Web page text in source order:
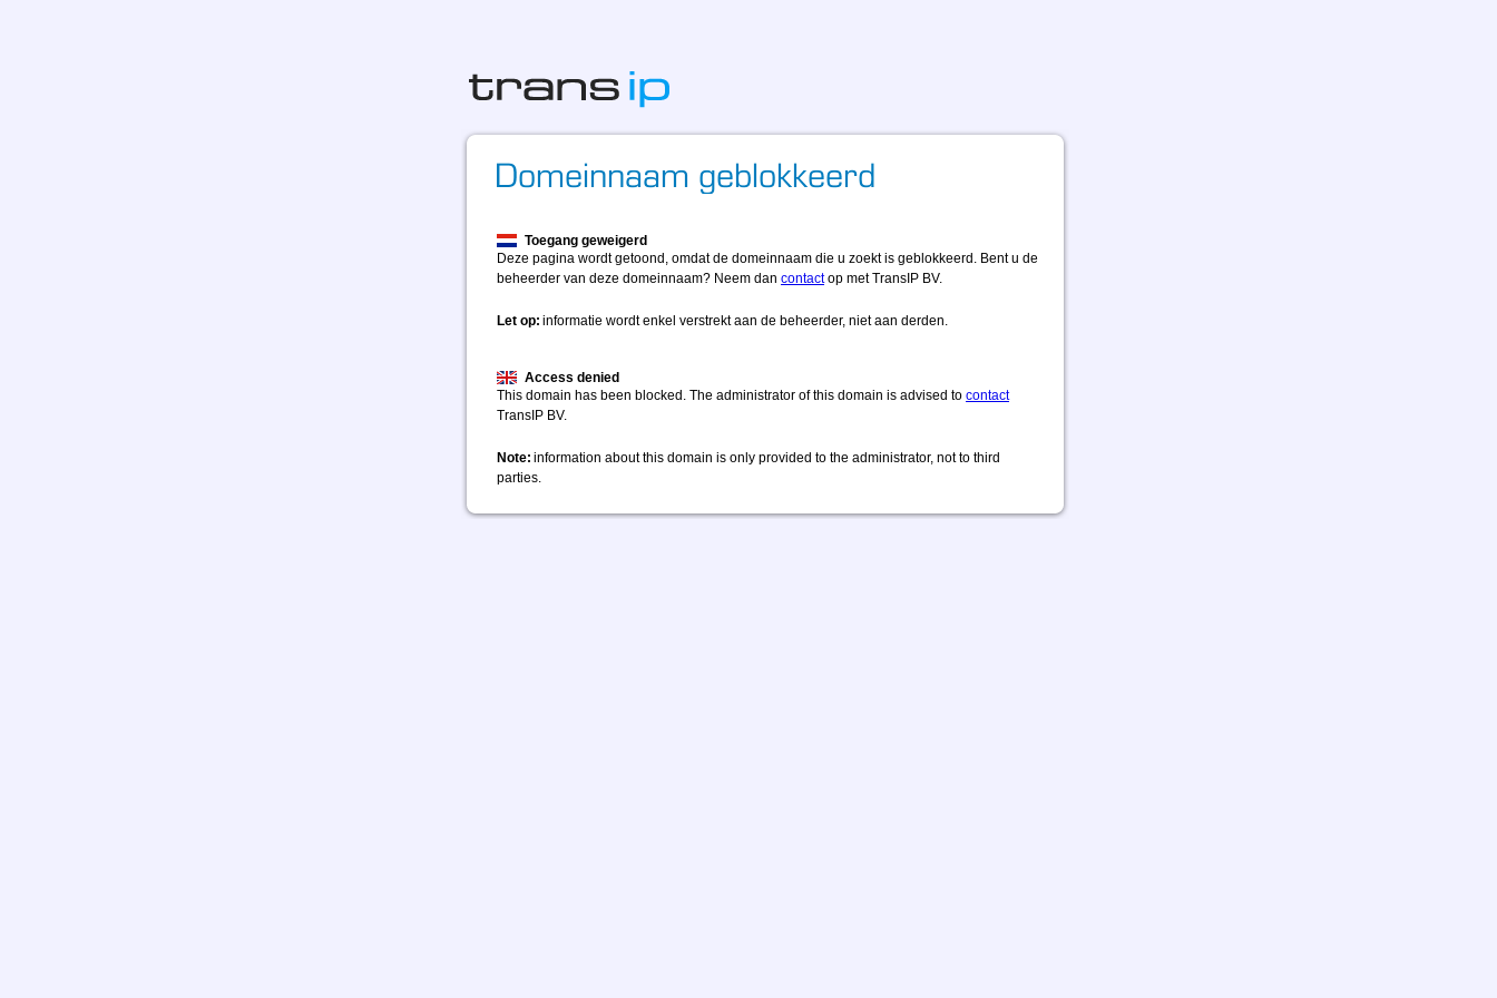
Toegang geweigerd
Deze pagina wordt getoond, omdat de domeinnaam die u zoekt is geblokkeerd. Bent u de
beheerder van deze domeinnaam? Neem dan contactop met TransIP BV.
Let op: informatie wordt enkel verstrekt aan de beheerder, niet aan derden.
Access denied
This domain has been blocked. The administrator of this domain is advised to contact
TransIP BV.
Note: information about this domain is only provided to the administrator, not to third
parties.